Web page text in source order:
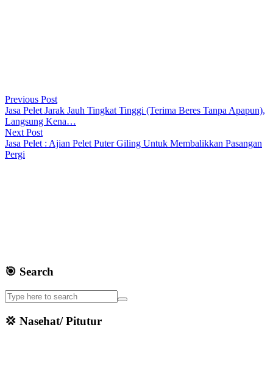
Previous Post
Jasa Pelet Jarak Jauh Tingkat Tinggi (Terima Beres Tanpa Apapun),
Langsung Kena…
Next Post
Jasa Pelet : Ajian Pelet Puter Giling Untuk Membalikkan Pasangan
Pergi
🎯 Search
💢 Nasehat/ Pitutur